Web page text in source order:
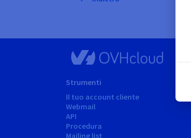
Strumenti
Il tuo account cliente
Webmail
API
Procedura
Mailing list